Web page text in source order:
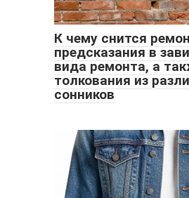
К чему снится
предсказания в
вида ремонта, а
толкования из
сонников